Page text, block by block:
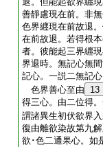
善靜慮現在前。非
色界纒現在前故退
在前故退。若得根
者。彼能起三界纒
界退時。無記心無
記心。一説二無記
色界善心至由
13
得三心。由二位得
謂諸異生初伏欲界
復由離欲染故第九
欲･色二通果心。如